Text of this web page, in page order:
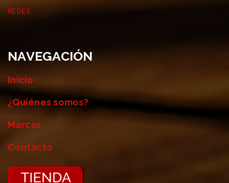
REDES
NAVEGACIÓN
Inicio
¿Quiénes somos?
Marcas
Contacto